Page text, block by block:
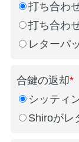
打ち合わ
打ち合わ
レターパ
合鍵の返却*
シッティ
Shiroがレ